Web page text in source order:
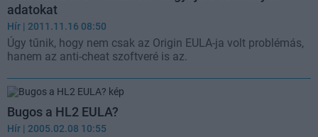
adatokat
Hír | 2011.11.16 08:50
Úgy tűnik, hogy nem csak az Origin EULA-ja volt problémás,
hanem az anti-cheat szoftveré is az.
Bugos a HL2 EULA?
Hír | 2005.02.08 10:55